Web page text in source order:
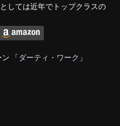
しては近年でトップクラスの
「ダーティ・ワーク 」